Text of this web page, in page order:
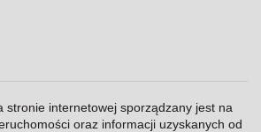
stronie internetowej sporządzany jest na
oraz informacji uzyskanych od